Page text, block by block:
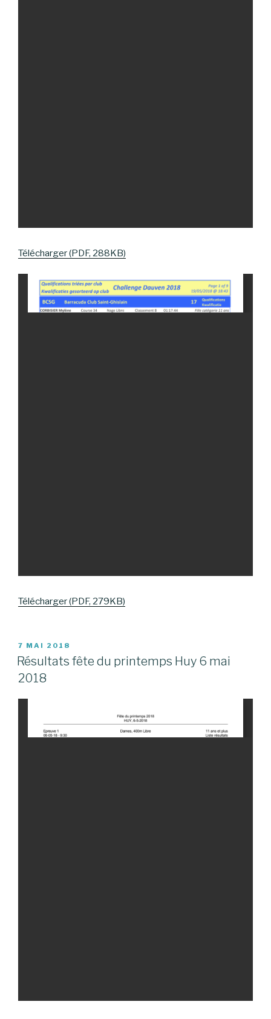
Télécharger (PDF, 288KB)
Télécharger (PDF, 279KB)
PUBLIÉ
LE
7 MAI 2018
Résultats fête du printemps Huy 6 mai
2018